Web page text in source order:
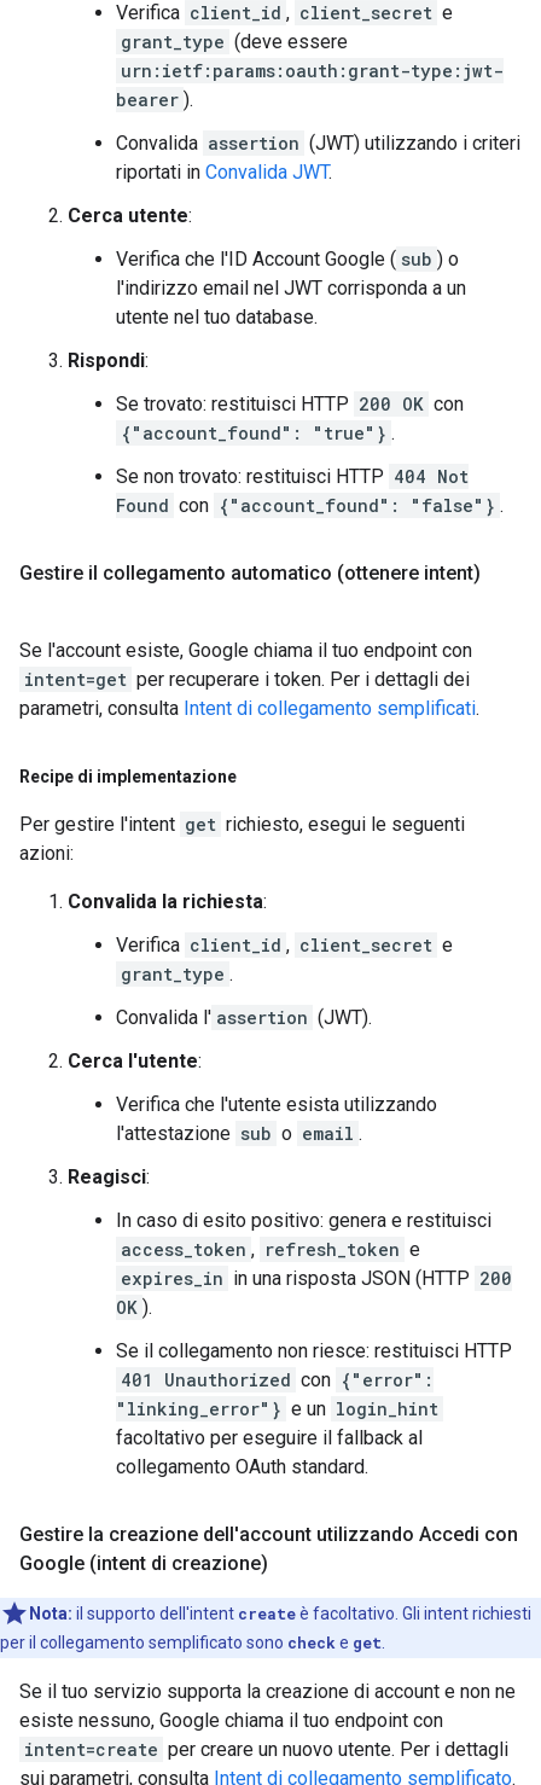
Verifica client_id , client_secret e
grant_type (deve essere
urn:ietf:params:oauth:grant-type:jwt-
bearer ).
Convalida assertion (JWT) utilizzando i criteri
riportati in Convalida JWT.
Cerca utente:
Verifica che l'ID Account Google ( sub ) o
l'indirizzo email nel JWT corrisponda a un
utente nel tuo database.
Rispondi:
Se trovato: restituisci HTTP 200 OK con
{"account_found": "true"} .
Se non trovato: restituisci HTTP 404 Not
Found con {"account_found": "false"} .
Gestire il collegamento automatico (ottenere intent)
Se l'account esiste, Google chiama il tuo endpoint con
intent=get per recuperare i token. Per i dettagli dei
parametri, consulta Intent di collegamento semplificati.
Recipe di implementazione
Per gestire l'intent get richiesto, esegui le seguenti
azioni:
Convalida la richiesta:
Verifica client_id , client_secret e
grant_type .
Convalida l' assertion (JWT).
Cerca l'utente:
Verifica che l'utente esista utilizzando
l'attestazione sub o email .
Reagisci:
In caso di esito positivo: genera e restituisci
access_token , refresh_token e
expires_in in una risposta JSON (HTTP 200
OK ).
Se il collegamento non riesce: restituisci HTTP
401 Unauthorized con {"error":
"linking_error"} e un login_hint
facoltativo per eseguire il fallback al
collegamento OAuth standard.
Gestire la creazione dell'account utilizzando Accedi con
Google (intent di creazione)
Nota: il supporto dell'intent createè facoltativo. Gli intent richiesti
per il collegamento semplificato sono checke get.
Se il tuo servizio supporta la creazione di account e non ne
esiste nessuno, Google chiama il tuo endpoint con
intent=create per creare un nuovo utente. Per i dettagli
sui parametri, consulta Intent di collegamento semplificato.